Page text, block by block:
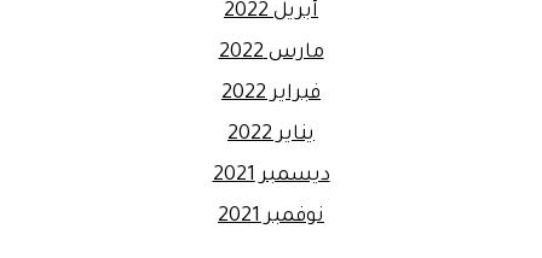
أبريل 2022
مارس 2022
فبراير 2022
يناير 2022
ديسمبر 2021
نوفمبر 2021